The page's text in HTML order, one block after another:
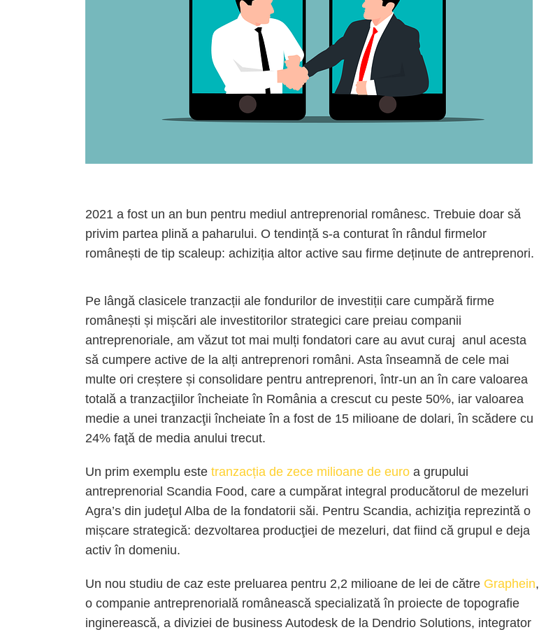
2021 a fost un an bun pentru mediul antreprenorial românesc. Trebuie doar să
privim partea plină a paharului. O tendință s-a conturat în rândul firmelor
românești de tip scaleup: achiziția altor active sau firme deținute de antreprenori.
Pe lângă clasicele tranzacții ale fondurilor de investiții care cumpără firme
românești și mișcări ale investitorilor strategici care preiau companii
antreprenoriale, am văzut tot mai mulți fondatori care au avut curaj anul acesta
să cumpere active de la alți antreprenori români. Asta înseamnă de cele mai
multe ori creștere și consolidare pentru antreprenori, într-un an în care valoarea
totală a tranzacţiilor încheiate în România a crescut cu peste 50%, iar valoarea
medie a unei tranzacţii încheiate în a fost de 15 milioane de dolari, în scădere cu
24% faţă de media anului trecut.
Un prim exemplu este tranzacția de zece milioane de euro a grupului
antreprenorial Scandia Food, care a cumpărat integral producătorul de mezeluri
Agra’s din judeţul Alba de la fondatorii săi. Pentru Scandia, achiziţia reprezintă o
mișcare strategică: dezvoltarea producţiei de mezeluri, dat fiind că grupul e deja
activ în domeniu.
Un nou studiu de caz este preluarea pentru 2,2 milioane de lei de către Graphein,
o companie antreprenorială românească specializată în proiecte de topografie
inginerească, a diviziei de business Autodesk de la Dendrio Solutions, integrator